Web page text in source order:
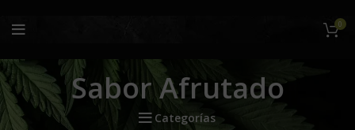
0
Sabor Afrutado
Categorías